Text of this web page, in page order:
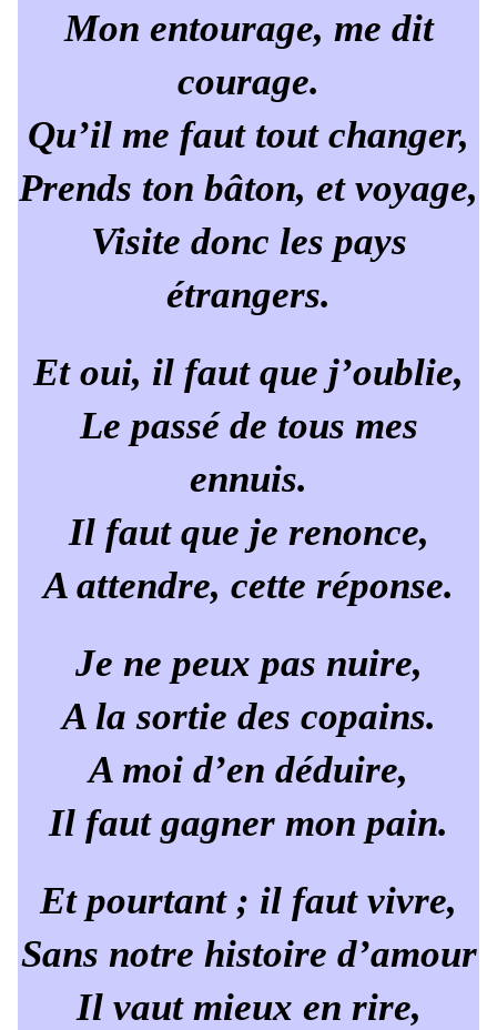
Mon entourage, me dit
courage.
Qu’il me faut tout changer,
Prends ton bâton, et voyage,
Visite donc les pays
étrangers.
Et oui, il faut que j’oublie,
Le passé de tous mes
ennuis.
Il faut que je renonce,
A attendre, cette réponse.
Je ne peux pas nuire,
A la sortie des copains.
A moi d’en déduire,
Il faut gagner mon pain.
Et pourtant ; il faut vivre,
Sans notre histoire d’amour
Il vaut mieux en rire,